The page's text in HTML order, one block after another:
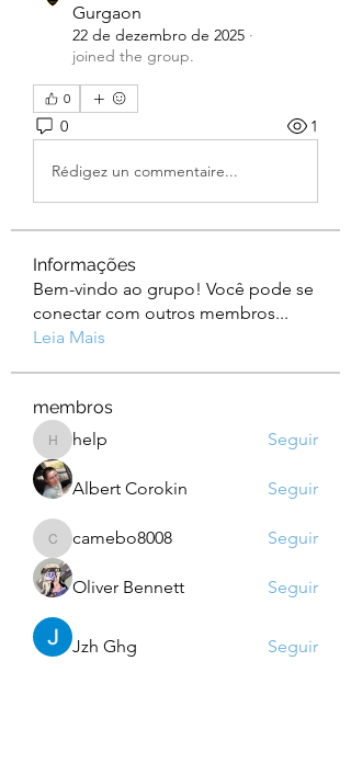
Gurgaon
22 de dezembro de 2025 ·
joined the group.
0
0 1
Rédigez un commentaire...
Informações
Bem-vindo ao grupo! Você pode se
conectar com outros membros...
Leia Mais
membros
helphelp Seguir
Albert Corokin Seguir
camebo8008
camebo8008 Seguir
Oliver Bennett Seguir
Jzh Ghg
Seguir